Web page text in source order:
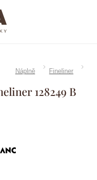
Náplně Fineliner
128249 B